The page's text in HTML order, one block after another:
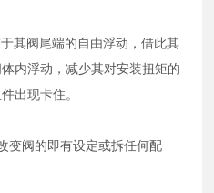
其阀尾端的自由浮动，借此其
内浮动，减少其对安装扭矩的
出现卡住。
变阀的即有设定或拆任何配